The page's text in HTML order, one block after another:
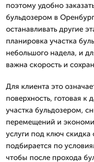
поэтому удобно
бульдозером в
останавливать другие
планировка участка
небольшого надела, и
важна скорость и
Для клиента это
поверхность, готовая
участка бульдозером,
перемещений и
услуги под ключ скидка
подбирается по
чтобы после прохода